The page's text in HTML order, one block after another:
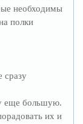
необходимы
полки
сразу
еще большую.
их и